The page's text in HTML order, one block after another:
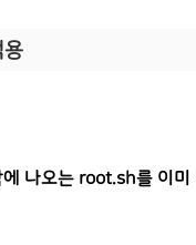
나오는 root.sh를 이미